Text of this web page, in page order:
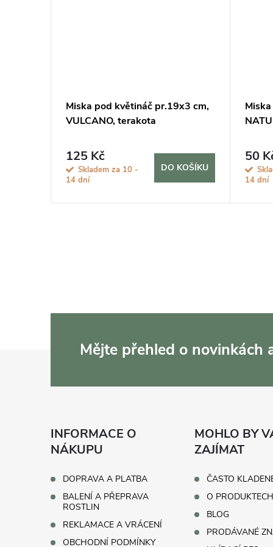
Miska pod květináč pr.19x3 cm,
VULCANO, terakota
125 Kč
Skladem za 10 -
14 dní
DO KOŠÍKU
50
14 dní
Mějte přehled o novinkách
INFORMACE O
NÁKUPU
DOPRAVA A PLATBA
BALENÍ A PŘEPRAVA
ROSTLIN
REKLAMACE A VRÁCENÍ
OBCHODNÍ PODMÍNKY
MOHLO BY
ZAJÍMAT
ČASTO
O PRODUKTECH
BLOG
PRODÁVANÉ